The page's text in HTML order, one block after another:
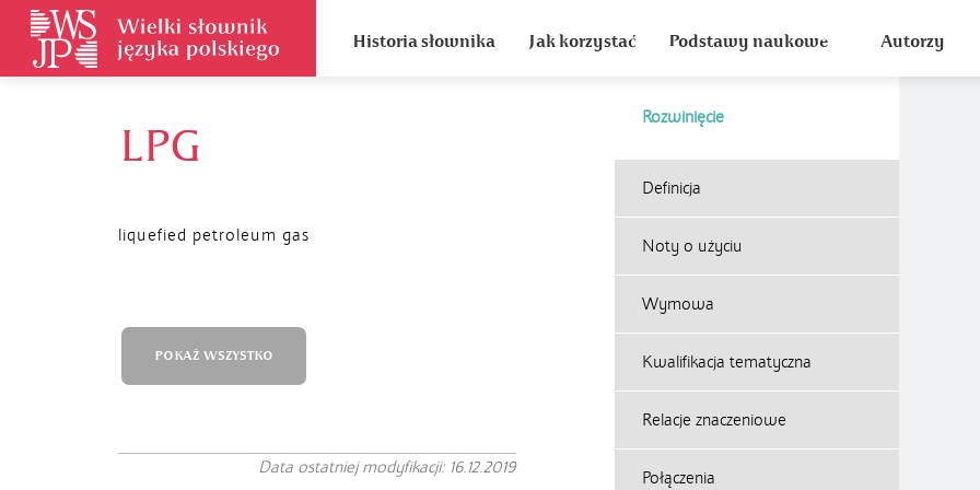
Historia słownika Jak korzystać Podstawy naukowe Autorzy
LPG
Rozwinięcie
liquefied petroleum gas
Definicja
Noty o użyciu
Wymowa
Kwalifikacja tematyczna
Relacje znaczeniowe
Połączenia
POKAŻ WSZYSTKO
Data ostatniej modyfikacji: 16.12.2019